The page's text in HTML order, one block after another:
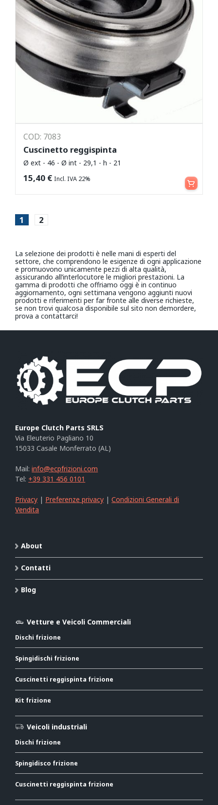
COD: 7083
Cuscinetto reggispinta
Ø ext - 46 - Ø int - 29,1 - h - 21
15,40 € Incl. IVA 22% Leggi tutto
1 2
La selezione dei prodotti è nelle mani di esperti del
settore, che comprendono le esigenze di ogni applicazione
e promuovono unicamente pezzi di alta qualità,
assicurando all’interlocutore le migliori prestazioni. La
gamma di prodotti che offriamo oggi è in continuo
aggiornamento, ogni settimana vengono aggiunti nuovi
prodotti e riferimenti per far fronte alle diverse richieste,
se non trovi qualcosa disponibile sul sito non demordere,
prova a contattarci!
Europe Clutch Parts SRLS
Via Eleuterio Pagliano 10
15033 Casale Monferrato (AL)
Mail:info@ecpfrizioni.com
Tel: +39 331 456 0101
Privacy | Preferenze privacy |Condizioni Generali di
Vendita
About
Contatti
Blog
Vetture e Veicoli Commerciali
Dischi frizione
Spingidischi frizione
Cuscinetti reggispinta frizione
Kit frizione
Veicoli industriali
Dischi frizione
Spingidisco frizione
Cuscinetti reggispinta frizione